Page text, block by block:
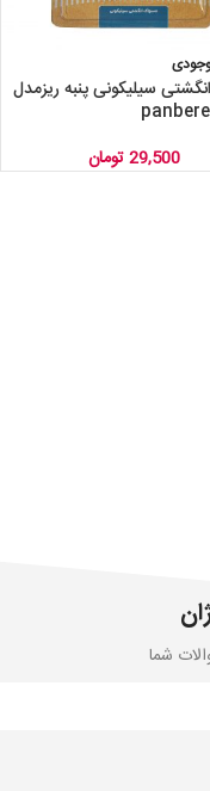
سیلیکونی پنبه ریزمدل
29,500تومان
شما